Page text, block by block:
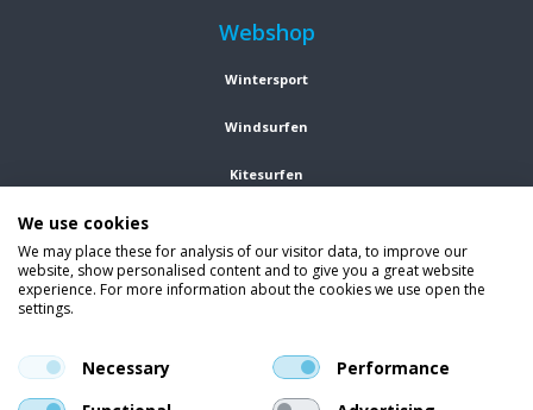
Webshop
Wintersport
Windsurfen
Kitesurfen
Kleding
Vind ons op social media
En blijf op de hoogte van trends, aanbiedingen en kortingsacties.
We use cookies
We may place these for analysis of our visitor data, to improve our
website, show personalised content and to give you a great website
experience. For more information about the cookies we use open the
settings.
Necessary
Performance